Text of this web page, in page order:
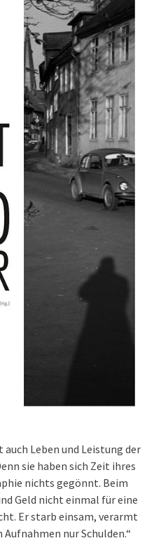
Leben und Leistung der
sie haben sich Zeit ihres
nichts gegönnt. Beim
Geld nicht einmal für eine
Er starb einsam, verarmt
nur Schulden.“